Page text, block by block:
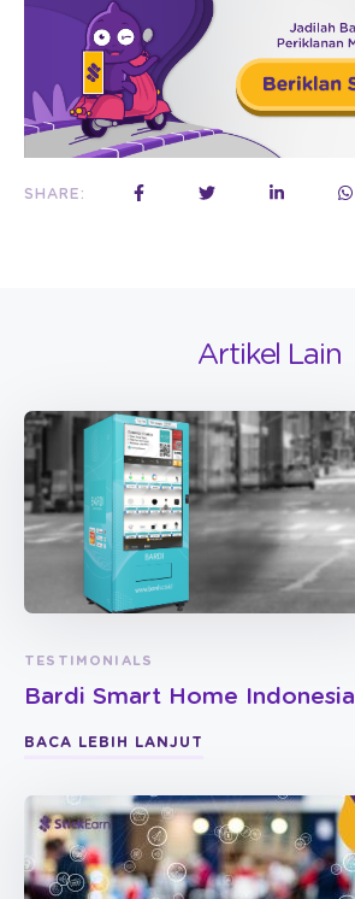
SHARE:
Artikel Lain
TESTIMONIALS
Bardi Smart Home Indonesia
BACA LEBIH LANJUT